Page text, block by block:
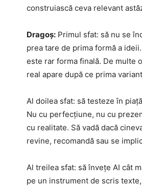
construiască ceva relevant
Dragoș: Primul sfat: să nu se
prea tare de prima formă a
este rar forma finală. De multe
real apare după ce prima
Al doilea sfat: să testeze în
Nu cu perfecțiune, nu cu
cu realitate. Să vadă dacă
revine, recomandă sau se
Al treilea sfat: să învețe AI cât
pe un instrument de scris